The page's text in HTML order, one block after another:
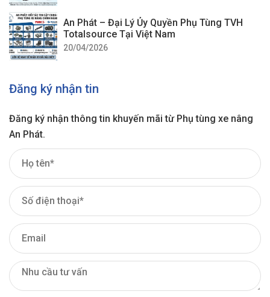
An Phát – Đại Lý Ủy Quyền Phụ Tùng TVH
Totalsource Tại Việt Nam
20/04/2026
Đăng ký nhận tin
Đăng ký nhận thông tin khuyến mãi từ Phụ tùng xe nâng
An Phát.